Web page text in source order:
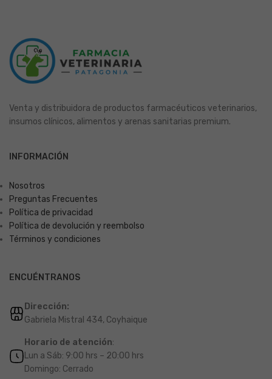
Venta y distribuidora de productos farmacéuticos veterinarios,
insumos clínicos, alimentos y arenas sanitarias premium.
INFORMACIÓN
Nosotros
Preguntas Frecuentes
Política de privacidad
Política de devolución y reembolso
Términos y condiciones
ENCUÉNTRANOS
Dirección:
Gabriela Mistral 434, Coyhaique
Horario de atención:
Lun a Sáb: 9:00 hrs – 20:00 hrs
Domingo: Cerrado